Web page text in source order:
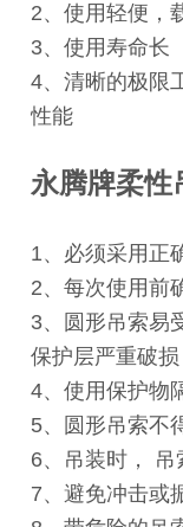
2、使用轻便，
3、使用寿命长
4、清晰的极限
性能
永腾牌柔性
1、必须采用正
2、每次使用前
3、圆形吊索易
保护层严重破
4、使用保护物
5、圆形吊索不
6、吊装时，
7、避免冲击或